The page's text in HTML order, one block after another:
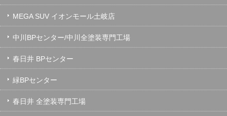
MEGA SUV イオンモール土岐店
中川BPセンター/中川全塗装専門工場
春日井 BPセンター
緑BPセンター
春日井 全塗装専門工場